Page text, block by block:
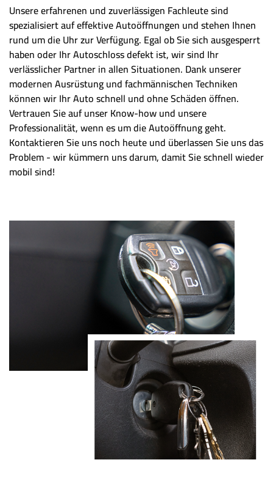
Unsere erfahrenen und zuverlässigen Fachleute sind
spezialisiert auf effektive Autoöffnungen und stehen Ihnen
rund um die Uhr zur Verfügung. Egal ob Sie sich ausgesperrt
haben oder Ihr Autoschloss defekt ist, wir sind Ihr
verlässlicher Partner in allen Situationen. Dank unserer
modernen Ausrüstung und fachmännischen Techniken
können wir Ihr Auto schnell und ohne Schäden öffnen.
Vertrauen Sie auf unser Know-how und unsere
Professionalität, wenn es um die Autoöffnung geht.
Kontaktieren Sie uns noch heute und überlassen Sie uns das
Problem - wir kümmern uns darum, damit Sie schnell wieder
mobil sind!